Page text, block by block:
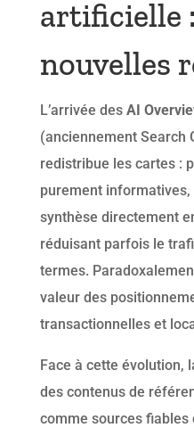
artificielle
nouvelles
L’arrivée des AI
(anciennement Search
redistribue les cartes :
purement informatives,
synthèse directement
réduisant parfois le
termes.
valeur des
transactionnelles et
Face à cette évolution,
des contenus de
comme sources fiables